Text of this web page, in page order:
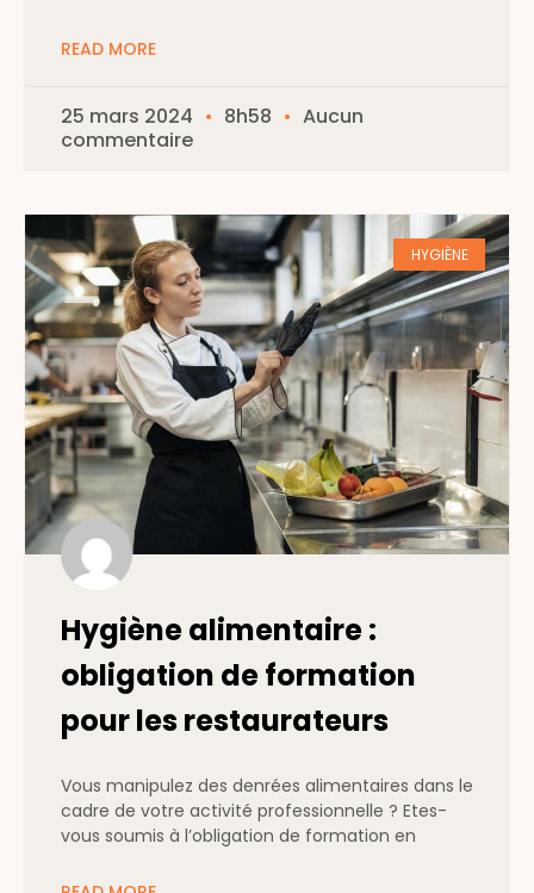
READ MORE
25 mars 2024 8h58
Aucun
commentaire
HYGIÈNE
Hygiène alimentaire :
obligation de formation
pour les restaurateurs
Vous manipulez des denrées alimentaires dans le
cadre de votre activité professionnelle ? Etes-
vous soumis à l’obligation de formation en